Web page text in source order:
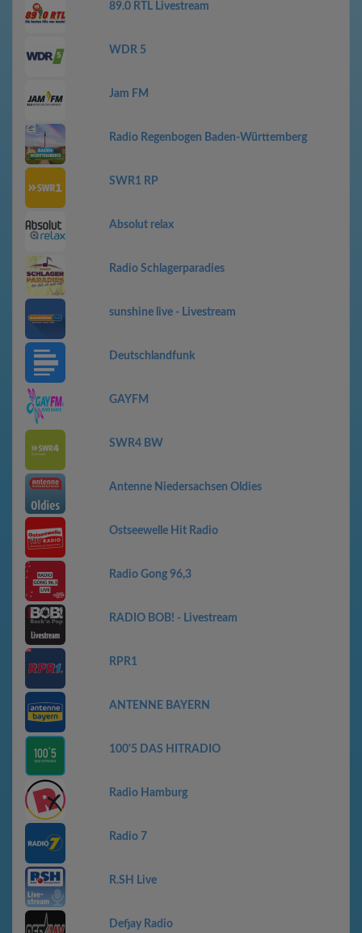
89.0 RTL Livestream
WDR 5
Jam FM
Radio Regenbogen Baden-Württemberg
SWR1 RP
Absolut relax
Radio Schlagerparadies
sunshine live - Livestream
Deutschlandfunk
GAYFM
SWR4 BW
Antenne Niedersachsen Oldies
Ostseewelle Hit Radio
Radio Gong 96,3
RADIO BOB! - Livestream
RPR1
ANTENNE BAYERN
100'5 DAS HITRADIO
Radio Hamburg
Radio 7
R.SH Live
Defjay Radio